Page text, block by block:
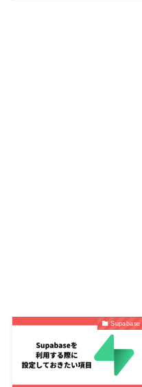
Supabase